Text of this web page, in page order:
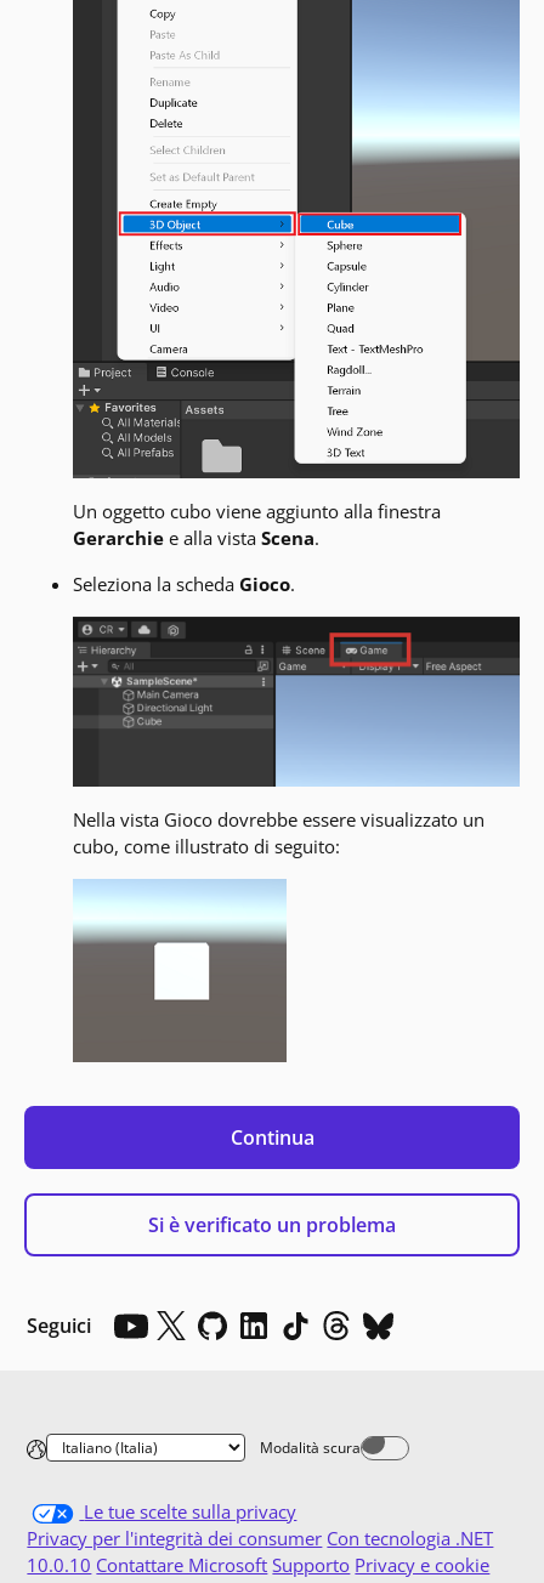
Un oggetto cubo viene aggiunto alla finestra
Gerarchie e alla vistaScena.
Seleziona la schedaGioco.
Nella vista Gioco dovrebbe essere visualizzato un
cubo, come illustrato di seguito:
Continua
Si è verificato un problema
Seguici
Modalità scura
Dark mode off
Le tue scelte sulla privacy
Privacy per l'integrità dei consumer Con tecnologia .NET
10.0.10 Contattare Microsoft Supporto Privacy e cookie